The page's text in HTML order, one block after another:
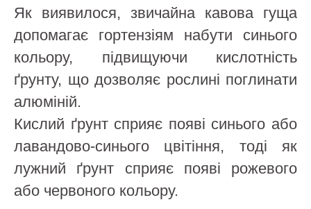
Як виявилося, звичайна кавова гуща
допомагає гортензіям набути синього
кольору, підвищуючи кислотність
ґрунту, що дозволяє рослині поглинати
алюміній.
Кислий ґрунт сприяє появі синього або
лавандово-синього цвітіння, тоді як
лужний ґрунт сприяє появі рожевого
або червоного кольору.